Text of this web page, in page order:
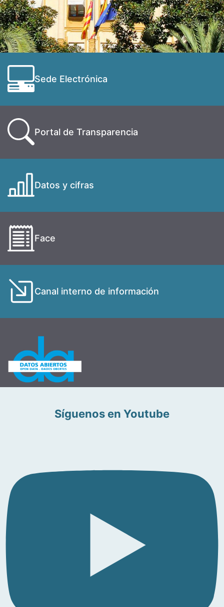
Sede Electrónica
Portal de Transparencia
Datos y cifras
Face
Canal interno de información
Síguenos en Youtube